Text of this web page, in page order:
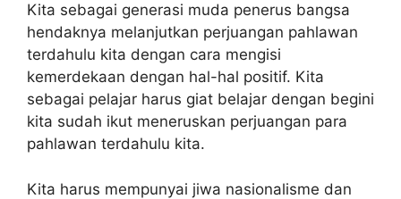
Kita sebagai generasi muda penerus bangsa
hendaknya melanjutkan perjuangan pahlawan
terdahulu kita dengan cara mengisi
kemerdekaan dengan hal-hal positif. Kita
sebagai pelajar harus giat belajar dengan begini
kita sudah ikut meneruskan perjuangan para
pahlawan terdahulu kita.
Kita harus mempunyai jiwa nasionalisme dan